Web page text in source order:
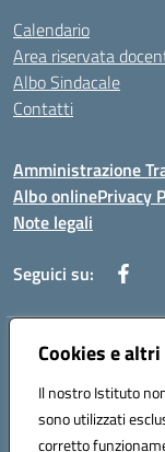
Cookies e
Il nostro Istituto
sono utilizzati
corretto
Calendario
Area riservata
Albo Sindacale
Contatti
Amministrazione
Albo onlinePrivacy
Note legali
Seguici su:
Indirizzo:Via Magna
Posta elettronica
Codice fiscale: